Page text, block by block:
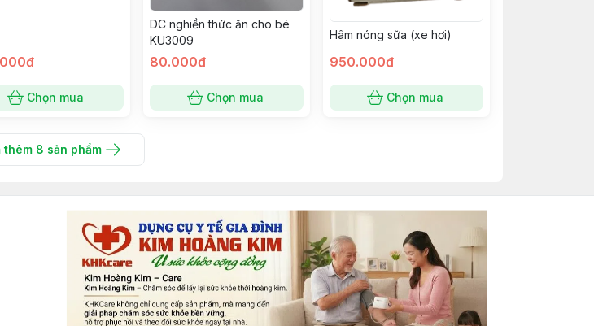
Chọn mua
DC nghiền thức ăn cho bé
KU3009
80.000đ
Chọn mua
Hâm nóng sữa (xe hơi)
950.000đ
Chọn mua
thêm 8 sản phẩm